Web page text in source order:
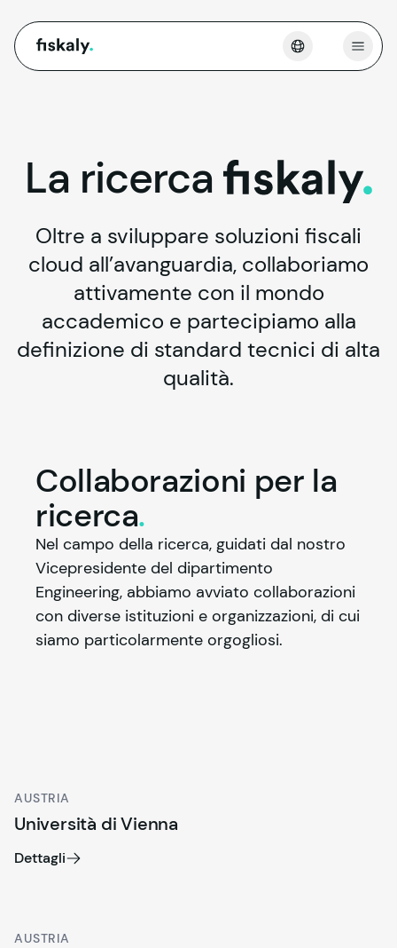
fiskaly. Apri
La ricerca fiskaly.
Oltre a sviluppare soluzioni fiscali
cloud all’avanguardia, collaboriamo
attivamente con il mondo
accademico e partecipiamo alla
definizione di standard tecnici di alta
qualità.
Collaborazioni per la
ricerca.
Nel campo della ricerca, guidati dal nostro
Vicepresidente del dipartimento
Engineering, abbiamo avviato collaborazioni
con diverse istituzioni e organizzazioni, di cui
siamo particolarmente orgogliosi.
AUSTRIA
Università di Vienna
Dettagli
AUSTRIA